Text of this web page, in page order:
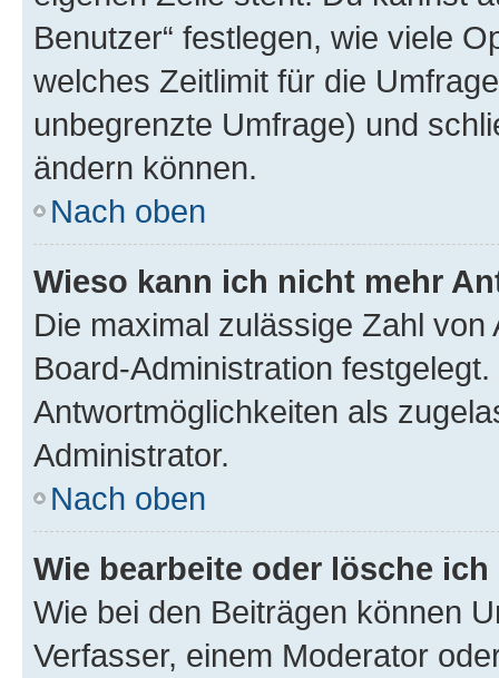
Benutzer“ festlegen, wie viele
welches Zeitlimit für die
unbegrenzte Umfrage) und
ändern können.
Nach oben
Wieso kann ich nicht mehr
Die maximal zulässige Zahl
Board-Administration
Antwortmöglichkeiten als
Administrator.
Nach oben
Wie bearbeite oder lösche
Wie bei den Beiträgen können
Verfasser, einem Moderator